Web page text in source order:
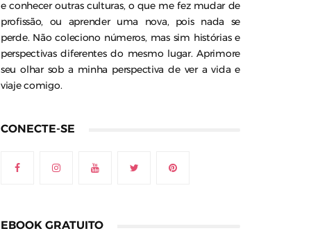
e conhecer outras culturas, o que me fez mudar de
profissão, ou aprender uma nova, pois nada se
perde. Não coleciono números, mas sim histórias e
perspectivas diferentes do mesmo lugar. Aprimore
seu olhar sob a minha perspectiva de ver a vida e
viaje comigo.
CONECTE-SE
EBOOK GRATUITO